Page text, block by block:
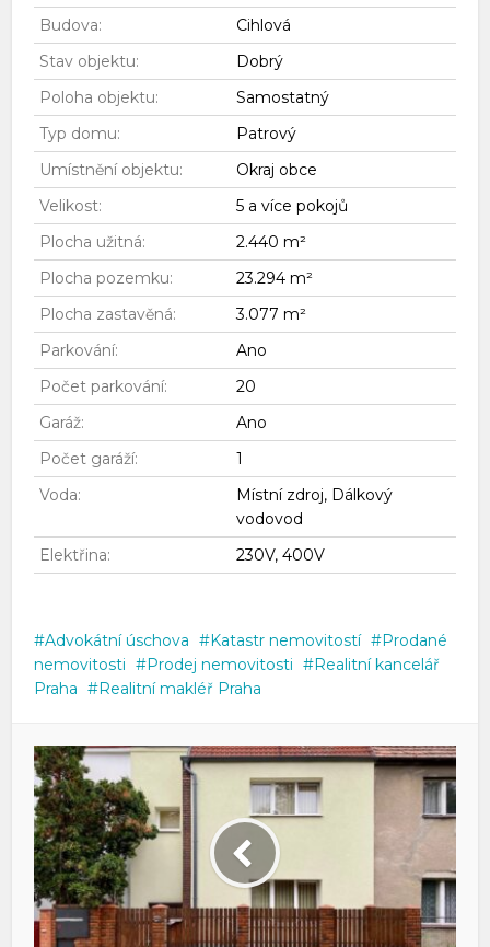
Budova:
Cihlová
Stav objektu:
Dobrý
Poloha objektu:
Samostatný
Typ domu:
Patrový
Umístnění objektu:
Okraj obce
Velikost:
5 a více pokojů
Plocha užitná:
2.440 m²
Plocha pozemku:
23.294 m²
Plocha zastavěná:
3.077 m²
Parkování:
Ano
Počet parkování:
20
Garáž:
Ano
Počet garáží:
1
Voda:
Místní zdroj, Dálkový
vodovod
Elektřina:
230V, 400V
Advokátní úschova Katastr nemovitostí
Prodané
nemovitosti
Prodej nemovitosti
Realitní kancelář
Praha
Realitní makléř Praha